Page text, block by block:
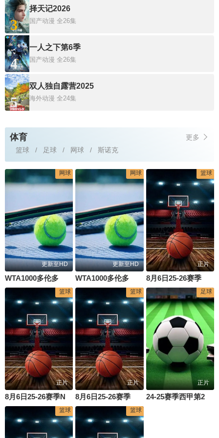
3
择天记2026
国产动漫 全26集
4
一人之下第6季
国产动漫 全26集
5
双人独自露营2025
海外动漫 全24集
体育
篮球 足球 网球 斯诺克
更多
网球
更新至HD
网球
更新至HD
篮球
正片
8月6日25-26赛季亚洲大学生篮球联赛 清华大学VS菲律宾大学
篮球
正片
篮球
正片
足球
正片
24-25赛季西甲第2轮 塞尔塔维戈vs瓦伦西亚
篮球 篮球